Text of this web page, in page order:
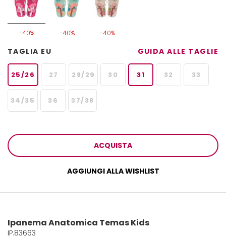
-40% -40% -40%
TAGLIA EU GUIDA ALLE TAGLIE
25/26 27 28/29 30 31 32 33
34/35 36 37/38
ACQUISTA
AGGIUNGI ALLA WISHLIST
Ipanema Anatomica Temas Kids
IP.83663